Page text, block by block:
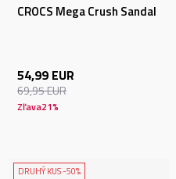
CROCS Mega Crush Sandal
54,99 EUR
69,95EUR
Zľava21%
DRUHÝ KUS -50%